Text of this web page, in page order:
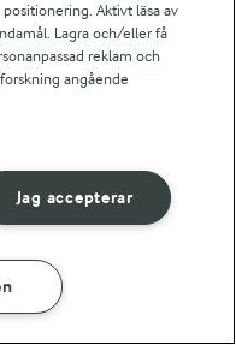
Aktivt läsa av
Lagra och/eller få
reklam och
angående
Jag accepterar